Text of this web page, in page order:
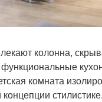
колонна,
функциональные
комната
стилистике.